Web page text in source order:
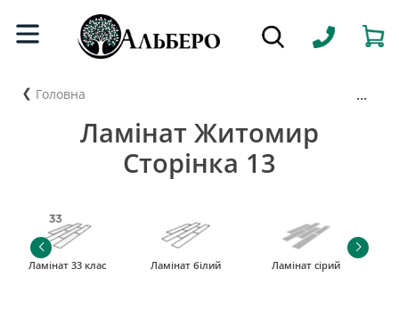
Головна ...
Ламінат Житомир
Сторінка 13
Ламінат 33 клас Ламінат білий Ламінат сірий